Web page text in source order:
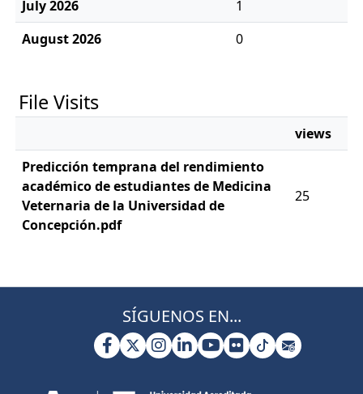
July 2026
1
August 2026
0
File Visits
views
Predicción temprana del rendimiento
académico de estudiantes de Medicina
Veternaria de la Universidad de
Concepción.pdf
25
SÍGUENOS EN...